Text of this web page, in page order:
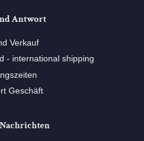
Antwort
Verkauf
- international shipping
Geschäft